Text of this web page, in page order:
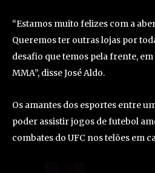
“Estamos muito felizes com a
Queremos ter outras lojas por
desafio que temos pela frente,
MMA”, disse José Aldo.
Os amantes dos esportes entre
poder assistir jogos de futebol
combates do UFC nos telões em